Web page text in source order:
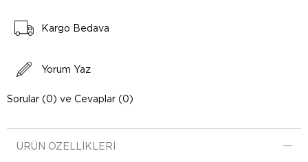
Kargo Bedava
Yorum Yaz
Sorular (0) ve Cevaplar (0)
ÜRÜN ÖZELLIKLERI